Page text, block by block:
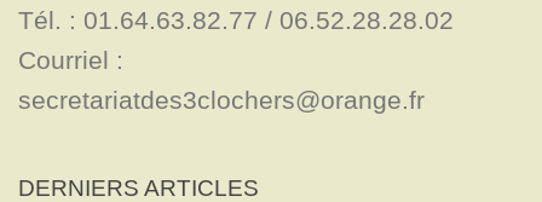
Tél. : 01.64.63.82.77 / 06.52.28.28.02
Courriel :
secretariatdes3clochers@orange.fr
DERNIERS ARTICLES